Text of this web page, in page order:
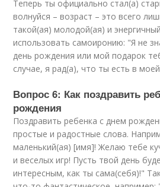
Теперь ты официально стал(а)
волнуйся – возраст – это всего
такой(ая) молодой(ая) и
использовать самоиронию: "Я не
день рождения или мой подарок
случае, я рад(а), что ты есть в
Вопрос 6: Как поздравить
рождения
Поздравить ребенка с днем
простые и радостные слова.
маленький(ая) [имя]! Желаю тебе
и веселых игр! Пусть твой день
интересным, как ты сама(себя)!"